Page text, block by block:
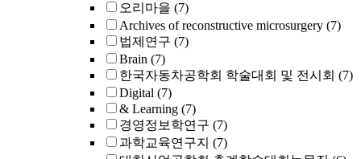
오리마을 (7)
Archives of reconstructive microsurgery (7)
법제연구 (7)
Brain (7)
한국자동차공학회 학술대회 및 전시회 (7)
Digital (7)
& Learning (7)
경영정보학연구 (7)
과학교육연구지 (7)